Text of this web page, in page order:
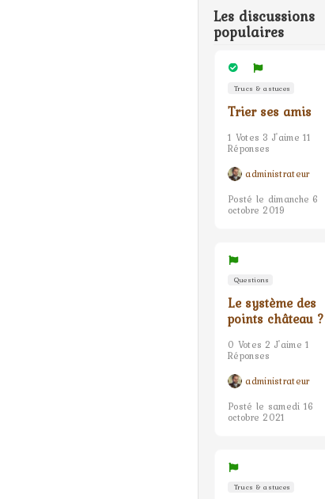
Les discussions
populaires
Trucs & astuces
Trier ses amis
1 Votes 3 J'aime 11
Réponses
administrateur
Posté le dimanche 6
octobre 2019
Questions
Le système des
points château ?
0 Votes 2 J'aime 1
Réponses
administrateur
Posté le samedi 16
octobre 2021
Trucs & astuces